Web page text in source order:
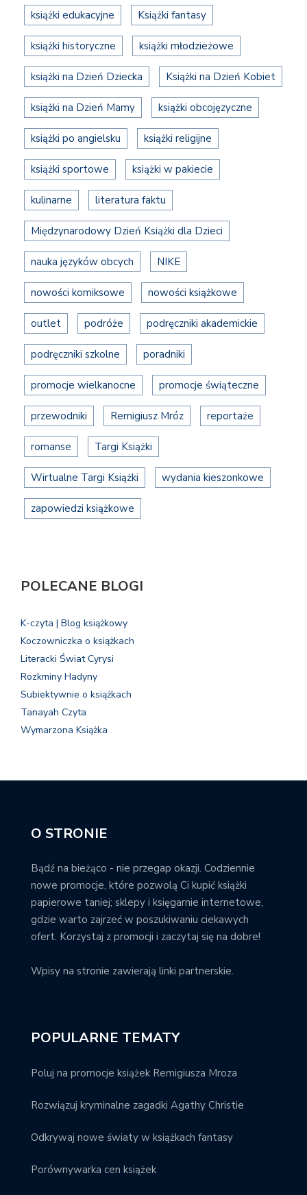
książki edukacyjne Książki fantasy
książki historyczne książki młodzieżowe
książki na Dzień Dziecka Książki na Dzień Kobiet
książki na Dzień Mamy książki obcojęzyczne
książki po angielsku książki religijne
książki sportowe książki w pakiecie
kulinarne literatura faktu
Międzynarodowy Dzień Książki dla Dzieci
nauka języków obcych NIKE
nowości komiksowe nowości książkowe
outlet podróże podręczniki akademickie
podręczniki szkolne poradniki
promocje wielkanocne promocje świąteczne
przewodniki Remigiusz Mróz reportaże
romanse Targi Książki
Wirtualne Targi Książki wydania kieszonkowe
zapowiedzi książkowe
POLECANE BLOGI
K-czyta | Blog książkowy
Koczowniczka o książkach
Literacki Świat Cyrysi
Rozkminy Hadyny
Subiektywnie o książkach
Tanayah Czyta
Wymarzona Książka
O STRONIE
Bądź na bieżąco - nie przegap okazji. Codziennie
nowe promocje, które pozwolą Ci kupić książki
papierowe taniej; sklepy i księgarnie internetowe,
gdzie warto zajrzeć w poszukiwaniu ciekawych
ofert. Korzystaj z promocji i zaczytaj się na dobre!
Wpisy na stronie zawierają linki partnerskie.
POPULARNE TEMATY
Poluj na promocje książek Remigiusza Mroza
Rozwiązuj kryminalne zagadki Agathy Christie
Odkrywaj nowe światy w książkach fantasy
Porównywarka cen książek